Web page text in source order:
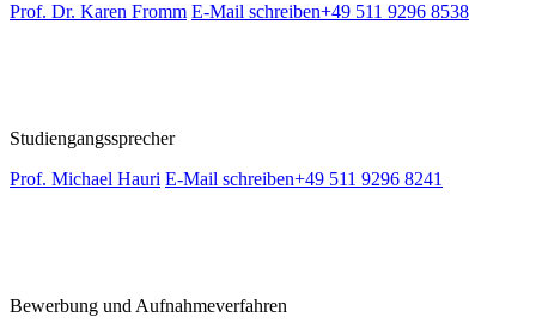
Prof. Dr. Karen Fromm E-Mail schreiben+49 511 9296 8538
Studiengangssprecher
Prof. Michael Hauri E-Mail schreiben+49 511 9296 8241
Bewerbung und Aufnahmeverfahren